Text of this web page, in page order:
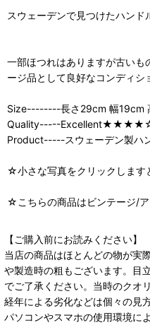
スウェーデンで見つけたハンド
一部ほつれはありますが古いも
ージ品として良好なコンディシ
Size--------長さ29cm 幅19cm
Quality-----
Product-----スウェーデン製ハ
☆小さな写真をクリックします
☆こちらの商品はビンテージ/ア
【ご購入前にお読みください】
当店の商品はほとんどの物が実
や製造時の粗もございます。目
でご了承ください。当時のクオ
経年による劣化などは個々の見
パソコンやスマホの使用環境に